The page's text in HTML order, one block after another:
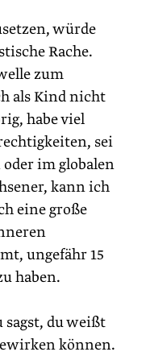
würde
Rache.
zum
als Kind nicht
habe viel
sei
im globalen
kann ich
eine große
ungefähr 15
haben.
du weißt
können.